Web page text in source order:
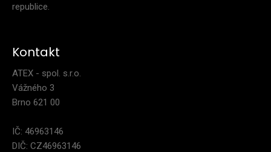
republice.
Kontakt
ATEX - spol. s.r.o.
Vážného 3
Brno 621 00
IČ: 46963146
DIČ: CZ46963146